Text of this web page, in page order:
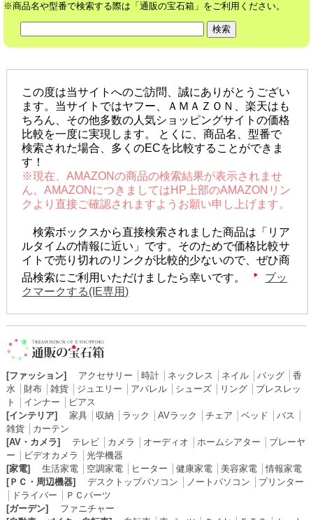
※商品名や型番で検索する際は「通販の宝石箱」をご利用ください。
この度は当サイトへのご訪問、誠にありがとうござい
ます。当サイトではヤフー、ＡＭＡＺＯＮ、楽天はも
ちろん、その他多数の人気ショッピングサイトの価格
比較を一度に実現します。 とくに、商品名、型番で
検索された場合、多くのECを比較することができま
す！
※現在、AMAZONの商品の検索結果が表示されませ
ん。AMAZONにつきましてはHP上部のAMAZONリン
クより直接ご確認されますようお願い申し上げます。
検索ボックスから直接検索されました商品は「リア
ルタイムの情報に近い」です。そのためで価格比較サ
イトで売り切れのリンクが比較的少ないので、ぜひ商
品検索にご利用いただけましたら幸いです。
ブッ
クマークする(IE専用)
[ファッション] アクセサリー 時計│ ネックレス ネイル│ バッグ│ 香
水
財布│ 雑貨│ ジュエリー アパレル│ シューズ│ リング│ ブレスレッ
ト
インナー
ピアス
[インテリア]
家具│ 収納 ラック AVラック チェア ベッド バス
雑貨│ カーテン
[AV・カメラ]
テレビ│ カメラ オーディオ ホームシアター
プレーヤ
ー
ビデオカメラ
光学機器
[家電]
生活家電│ 空調家電│ ヒーター 健康家電│ 美容家電│情報家電
[ＰＣ・周辺機器]
デスクトップパソコン ノートパソコン
プリンター
ドライバー
ＰＣパーツ
[ガーデン]
ファニチャー